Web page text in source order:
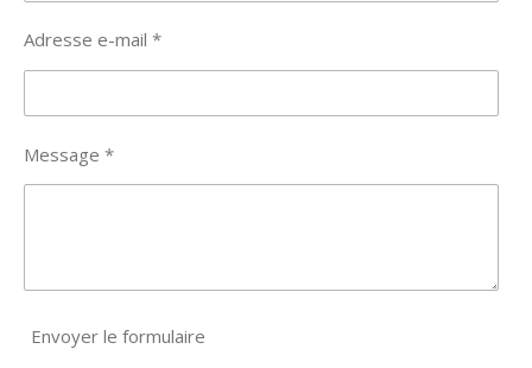
Adresse e-mail *
Message *
Envoyer le formulaire